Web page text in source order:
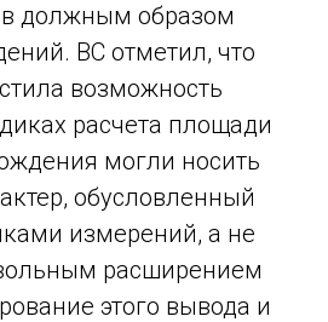
должным образом
ВС отметил, что
возможность
расчета площади
могли носить
обусловленный
измерений, а не
расширением
этого вывода и